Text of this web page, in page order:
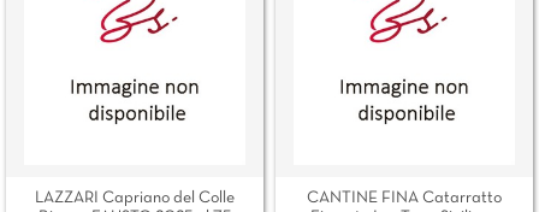
LAZZARI Capriano del Colle
CANTINE FINA Catarratto